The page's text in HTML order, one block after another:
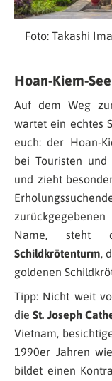
Foto: Takashi
Hoan-Kiem-See
Auf dem Weg
wartet ein echtes
euch: der Hoan-
bei Touristen
und zieht
Name, steht
Schildkrötenturm,
goldenen
Tipp: Nicht weit
die St. Joseph
Vietnam,
1990er Jahren
bildet einen